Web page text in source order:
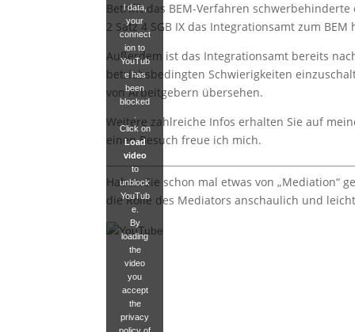
Betrifft das BEM-Verfahren
2 Satz 4 SGB IX das Integrationsamt zum
Außerdem ist das Integrationsamt bereits
betriebsbedingten Schwierigkeiten
von Arbeitgebern übersehen.
Weitere zahlreiche Infos erhalten Sie auf
einen Besuch freue ich mich.
Haben Sie schon mal etwas von „Mediation“
die Rolle des Mediators anschaulich und
l data,
your
connect
ion to
YouTub
e has
been
blocked
Click on
Load
video
to
unblock
YouTub
e.
By
loading
the
video
you
accept
the
privacy
policy of